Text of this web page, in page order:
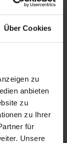
Über Cookies
zu
anbieten
zu
zu Ihrer
für
Unsere